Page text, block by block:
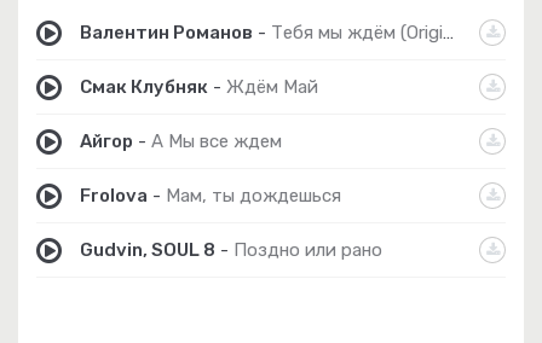
Валентин Романов - Тебя мы ждём (Original Mix)
Смак Клубняк - Ждём Май
Айгор - А Мы все ждем
Frolova - Мам, ты дождешься
Gudvin, SOUL 8 - Поздно или рано